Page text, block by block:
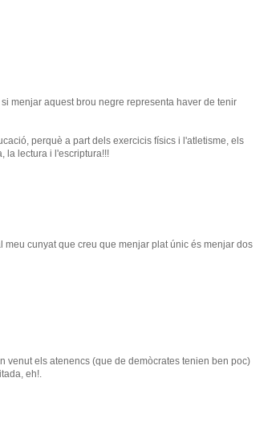
menjar aquest brou negre representa haver de tenir
perquè a part dels exercicis físics i l'atletisme, els
la lectura i l'escriptura!!!
cunyat que creu que menjar plat únic és menjar dos
venut els atenencs (que de demòcrates tenien ben poc)
eh!.